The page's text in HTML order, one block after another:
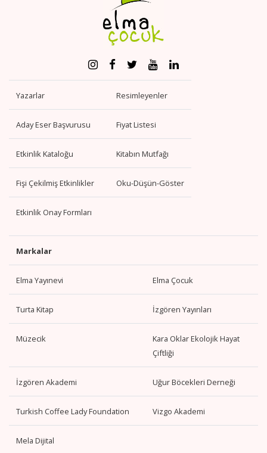
Yazarlar Resimleyenler
Aday Eser Başvurusu Fiyat Listesi
Etkinlik Kataloğu Kitabın Mutfağı
Fişi Çekilmiş Etkinlikler Oku-Düşün-Göster
Etkinlik Onay Formları
Markalar
Elma Yayınevi Elma Çocuk
Turta Kitap İzgören Yayınları
Müzecik
Kara Oklar Ekolojik Hayat
Çiftliği
İzgören Akademi Uğur Böcekleri Derneği
Turkish Coffee Lady Foundation Vizgo Akademi
Mela Dijital